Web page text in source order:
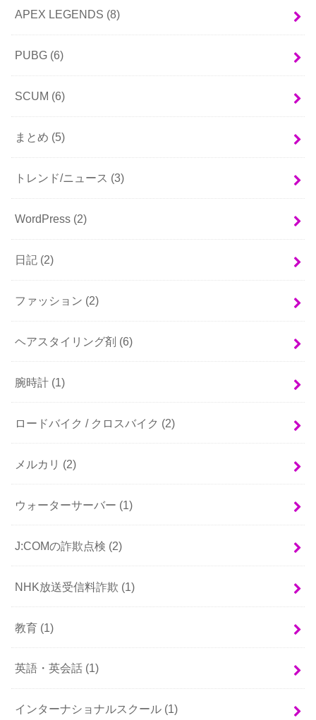
APEX LEGENDS (8)
PUBG (6)
SCUM (6)
まとめ (5)
トレンド/ニュース (3)
WordPress (2)
日記 (2)
ファッション (2)
ヘアスタイリング剤 (6)
腕時計 (1)
ロードバイク / クロスバイク (2)
メルカリ (2)
ウォーターサーバー (1)
J:COMの詐欺点検 (2)
NHK放送受信料詐欺 (1)
教育 (1)
英語・英会話 (1)
インターナショナルスクール (1)